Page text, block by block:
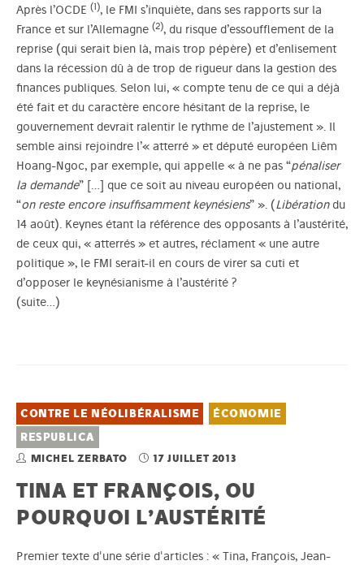
Après l’OCDE (1), le FMI s’inquiète, dans ses rapports sur la
France et sur l’Allemagne (2), du risque d’essoufflement de la
reprise (qui serait bien là, mais trop pépère) et d’enlisement
dans la récession dû à de trop de rigueur dans la gestion des
finances publiques. Selon lui, « compte tenu de ce qui a déjà
été fait et du caractère encore hésitant de la reprise, le
gouvernement devrait ralentir le rythme de l’ajustement ». Il
semble ainsi rejoindre l’« atterré » et député européen Liêm
Hoang-Ngoc, par exemple, qui appelle « à ne pas “pénaliser
la demande” […] que ce soit au niveau européen ou national,
“on reste encore insuffisamment keynésiens” ». (Libérationdu
14 août). Keynes étant la référence des opposants à l’austérité,
de ceux qui, « atterrés » et autres, réclament « une autre
politique », le FMI serait-il en cours de virer sa cuti et
d’opposer le keynésianisme à l’austérité ?
(suite…)
CONTRE LE NÉOLIBÉRALISME
ÉCONOMIE
RESPUBLICA
MICHEL ZERBATO 17 JUILLET 2013
TINA ET FRANÇOIS, OU
POURQUOI L’AUSTÉRITÉ
Premier texte d'une série d'articles : « Tina, François, Jean-